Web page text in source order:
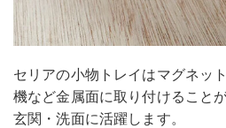
セリアの小物トレイはマグネッ
機など金属面に取り付けること
玄関・洗面に活躍します。